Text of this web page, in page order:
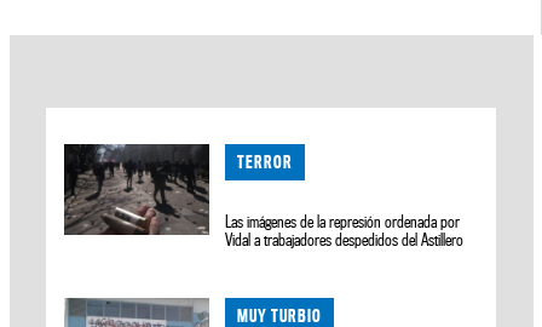
TERROR
Las imágenes de la represión ordenada por
Vidal a trabajadores despedidos del Astillero
MUY TURBIO